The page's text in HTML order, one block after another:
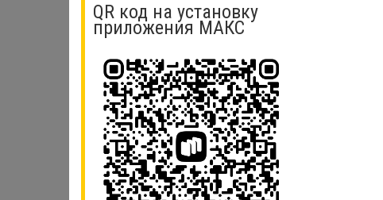
QR код на установку
приложения МАКС